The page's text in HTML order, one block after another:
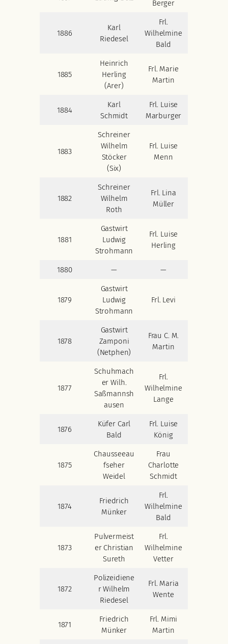
Berger
1886
Karl
Riedesel
Frl.
Wilhelmine
Bald
1885
Heinrich
Herling
(Arer)
Frl. Marie
Martin
1884
Karl
Schmidt
Frl. Luise
Marburger
1883
Schreiner
Wilhelm
Stöcker
(Six)
Frl. Luise
Menn
1882
Schreiner
Wilhelm
Roth
Frl. Lina
Müller
1881
Gastwirt
Ludwig
Strohmann
Frl. Luise
Herling
1880 — —
1879
Gastwirt
Ludwig
Strohmann
Frl. Levi
1878
Gastwirt
Zamponi
(Netphen)
Frau C. M.
Martin
1877
Schuhmach
er Wilh.
Saßmannsh
ausen
Frl.
Wilhelmine
Lange
1876
Küfer Carl
Bald
Frl. Luise
König
1875
Chausseeau
fseher
Weidel
Frau
Charlotte
Schmidt
1874
Friedrich
Münker
Frl.
Wilhelmine
Bald
1873
Pulvermeist
er Christian
Sureth
Frl.
Wilhelmine
Vetter
1872
Polizeidiene
r Wilhelm
Riedesel
Frl. Maria
Wente
1871
Friedrich
Münker
Frl. Mimi
Martin